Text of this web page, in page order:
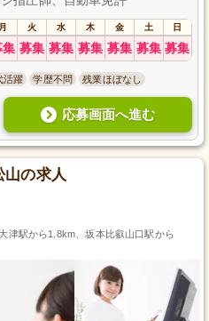
月 火 水 木 金 土 日
集 募集 募集 募集 募集 募集 募集
活躍 学歴不問 残業ほぼなし
応募画面へ進む
山の求人
津駅から1.8km、坂本比叡山口駅から